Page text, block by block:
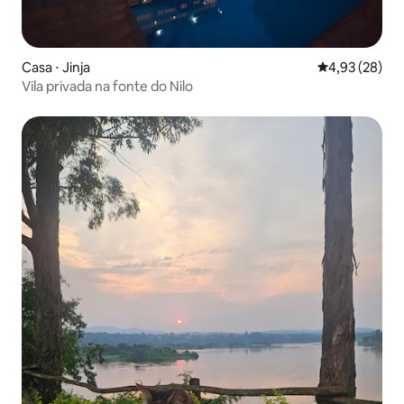
Casa ⋅ Jinja 4,93 de uma
4,93 (28)
Vila privada na fonte do Nilo